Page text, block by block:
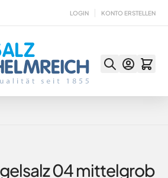
LOGIN KONTO ERSTELLEN
04 mittelgrob